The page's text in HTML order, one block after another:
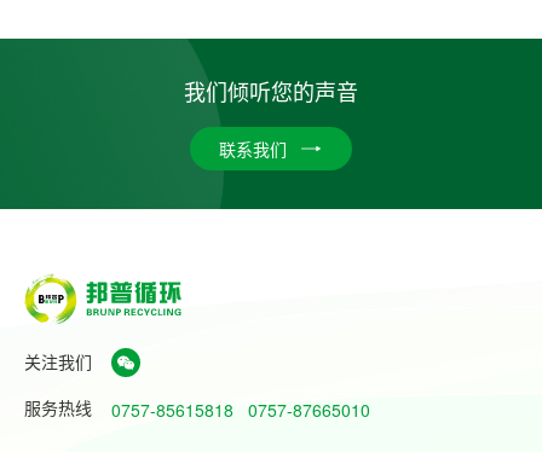
我们倾听您的声音
联系我们
关注我们
服务热线
0757-85615818 0757-87665010